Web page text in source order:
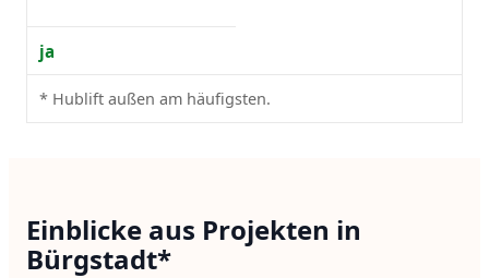
ja
* Hublift außen am häufigsten.
Einblicke aus Projekten in
Bürgstadt*